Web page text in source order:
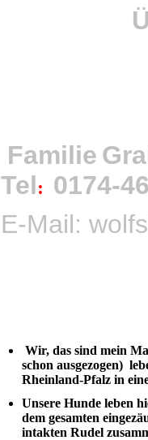
Über
Familie
Tel: 0174-
E-Mail:
Wir, das sind mein
schon ausgezogen)
Rheinland-Pfalz in
Unsere Hunde leben
dem gesamten
intakten Rudel